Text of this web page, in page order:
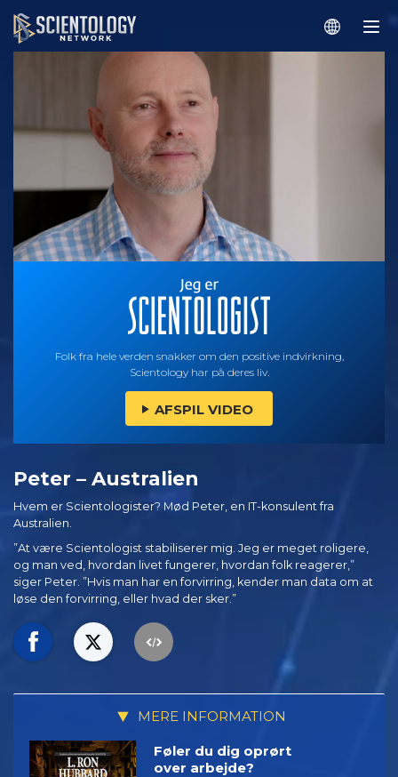
Folk fra hele verden snakker om den positive indvirkning,
Scientology har på deres liv.
AFSPIL VIDEO
Peter – Australien
Hvem er Scientologister? Mød Peter, en IT-konsulent fra
Australien.
”At være Scientologist stabiliserer mig. Jeg er meget roligere,
og man ved, hvordan livet fungerer, hvordan folk reagerer,”
siger Peter. ”Hvis man har en forvirring, kender man data om at
løse den forvirring, eller hvad der sker.”
MERE INFORMATION
Føler du dig oprørt
over arbejde?